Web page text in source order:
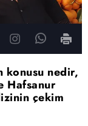
konusu nedir,
Hafsanur
çekim